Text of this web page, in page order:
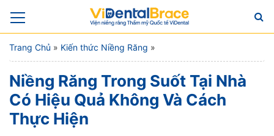
Trang Chủ » Kiến thức Niềng Răng »
Niềng Răng Trong Suốt Tại Nhà
Có Hiệu Quả Không Và Cách
Thực Hiện